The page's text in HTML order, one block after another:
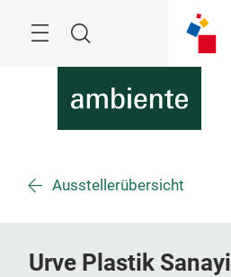
Suche
Ausstellerübersicht
Urve Plastik Sanayi